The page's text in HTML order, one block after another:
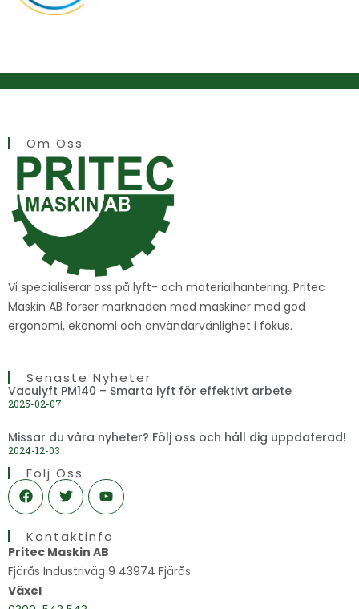
Om Oss
Vi specialiserar oss på lyft- och materialhantering. Pritec
Maskin AB förser marknaden med maskiner med god
ergonomi, ekonomi och användarvänlighet i fokus.
Senaste Nyheter
Vaculyft PM140 – Smarta lyft för effektivt arbete
2025-02-07
Missar du våra nyheter? Följ oss och håll dig uppdaterad!
2024-12-03
Följ Oss
F
a
c
b
o
o
k
T
w
i
t
e
r
Y
o
u
u
b
e
Kontaktinfo
Pritec Maskin AB
Fjärås Industriväg 9 43974 Fjärås
Växel